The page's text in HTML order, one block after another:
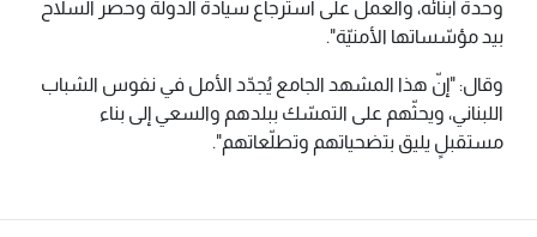
وحدة أبنائه، والعمل على استرجاع سيادة الدولة وحصر السلاح
بيد مؤسّساتها الأمنيّة".
وقال: "إنّ هذا المشهد الجامع يُجدّد الأمل في نفوس الشباب
اللبناني، ويحثّهم على التمسّك ببلدهم والسعي إلى بناء
مستقبلٍ يليق بتضحياتهم وتطلّعاتهم".